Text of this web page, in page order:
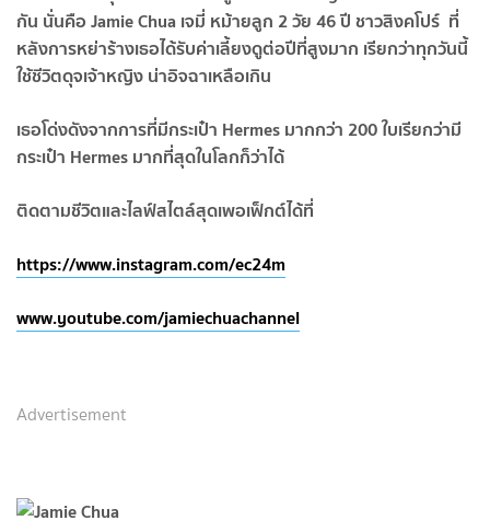
กัน นั่นคือJamie Chua เจมี่ หม้ายลูก 2 วัย 46 ปี ชาวสิงคโปร์ ที่
หลังการหย่าร้างเธอได้รับค่าเลี้ยงดูต่อปีที่สูงมาก เรียกว่าทุกวันนี้
ใช้ชีวิตดุจเจ้าหญิง น่าอิจฉาเหลือเกิน
เธอโด่งดังจากการที่มีกระเป๋า Hermes มากกว่า 200 ใบเรียกว่ามี
กระเป๋า Hermes มากที่สุดในโลกก็ว่าได้
ติดตามชีวิตและไลฟ์สไตล์สุดเพอเฟ็กต์ได้ที่
https://www.instagram.com/ec24m
www.youtube.com/jamiechuachannel
Advertisement